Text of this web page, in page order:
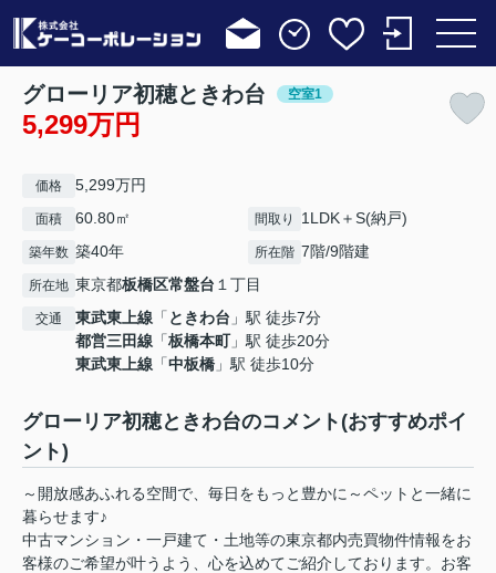
グローリア初穂ときわ台 空室1
5,299万円
価格 5,299万円
面積 60.80㎡ 間取り 1LDK＋S(納戸)
築年数 築40年 所在階 7階/9階建
所在地 東京都板橋区常盤台 １丁目
交通 東武東上線 「 ときわ台 」駅 徒歩7分
都営三田線 「板橋本町」駅 徒歩20分
東武東上線 「中板橋 」駅 徒歩10分
グローリア初穂ときわ台のコメント(おすすめポイ
ント)
～開放感あふれる空間で、毎日をもっと豊かに～ペットと一緒に
暮らせます♪
中古マンション・一戸建て・土地等の東京都内売買物件情報をお
客様のご希望が叶うよう、心を込めてご紹介しております。お客